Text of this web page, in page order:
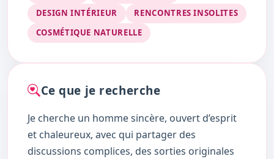
DESIGN INTÉRIEUR
RENCONTRES INSOLITES
COSMÉTIQUE NATURELLE
Ce que je recherche
Je cherche un homme sincère, ouvert d’esprit
et chaleureux, avec qui partager des
discussions complices, des sorties originales